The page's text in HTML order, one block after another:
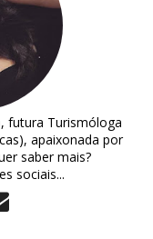
futura Turismóloga
apaixonada por
saber mais?
sociais...